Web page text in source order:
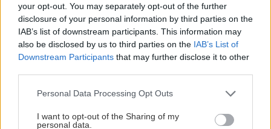
your opt-out. You may separately opt-out of the further
disclosure of your personal information by third parties on the
IAB’s list of downstream participants. This information may
also be disclosed by us to third parties on the IAB’s List of
Downstream Participants that may further disclose it to other
Please note that this website/app uses one or more Google
not limited to your visit or usage behaviour. You may click to
Personal Data Processing Opt Outs
I want to opt-out of the Sharing of my
personal data.
*Μην ανεχτείτε άλλα ντελαμπόμπο
Ο γάμος θέλει νταούλια κι η Αποκριά την σάμπα
της. Γι’ αυτό, ξέρουμε τι θα χορέψεις (και) αυτές
άλλα hits με εξωτικά ονόματα και ήχους από
ακουστεί το Μ**νι το λένε Γιώτα, θα χαχανίσετε